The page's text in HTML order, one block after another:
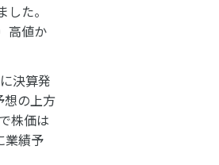
た。
高値か
決算発
の上方
株価は
業績予